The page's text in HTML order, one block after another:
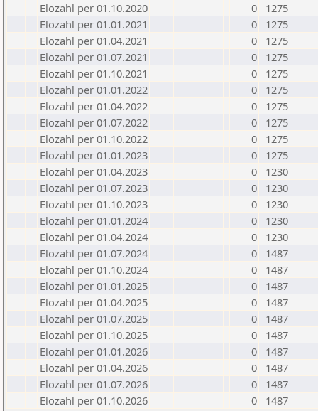
Elozahl per 01.10.2020
0
1275
Elozahl per 01.01.2021
0
1275
Elozahl per 01.04.2021
0
1275
Elozahl per 01.07.2021
0
1275
Elozahl per 01.10.2021
0
1275
Elozahl per 01.01.2022
0
1275
Elozahl per 01.04.2022
0
1275
Elozahl per 01.07.2022
0
1275
Elozahl per 01.10.2022
0
1275
Elozahl per 01.01.2023
0
1275
Elozahl per 01.04.2023
0
1230
Elozahl per 01.07.2023
0
1230
Elozahl per 01.10.2023
0
1230
Elozahl per 01.01.2024
0
1230
Elozahl per 01.04.2024
0
1230
Elozahl per 01.07.2024
0
1487
Elozahl per 01.10.2024
0
1487
Elozahl per 01.01.2025
0
1487
Elozahl per 01.04.2025
0
1487
Elozahl per 01.07.2025
0
1487
Elozahl per 01.10.2025
0
1487
Elozahl per 01.01.2026
0
1487
Elozahl per 01.04.2026
0
1487
Elozahl per 01.07.2026
0
1487
Elozahl per 01.10.2026
0 1487